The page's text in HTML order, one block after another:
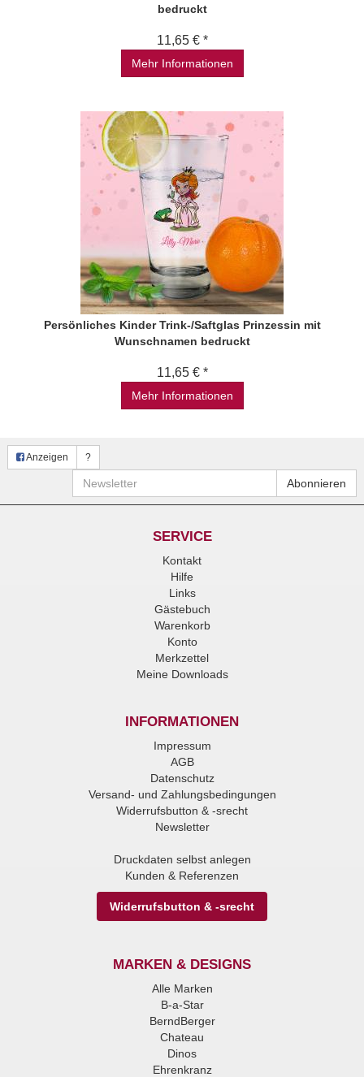
bedruckt
11,65 € *
Mehr Informationen
Persönliches Kinder Trink-/Saftglas Prinzessin mit
Wunschnamen bedruckt
11,65 € *
Mehr Informationen
Anzeigen ?
Newsletter Abonnieren
SERVICE
Kontakt
Hilfe
Links
Gästebuch
Warenkorb
Konto
Merkzettel
Meine Downloads
INFORMATIONEN
Impressum
AGB
Datenschutz
Versand- und Zahlungsbedingungen
Widerrufsbutton & -srecht
Newsletter
Druckdaten selbst anlegen
Kunden & Referenzen
Widerrufsbutton & -srecht
MARKEN & DESIGNS
Alle Marken
B-a-Star
BerndBerger
Chateau
Dinos
Ehrenkranz